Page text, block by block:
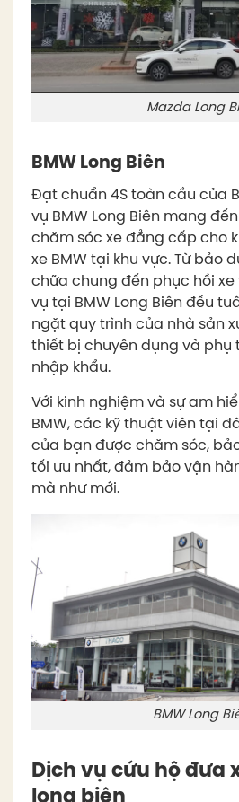
Mazda Long
BMW Long Biên
Đạt chuẩn 4S toàn cầu của
vụ BMW Long Biên mang
chăm sóc xe đẳng cấp cho
xe BMW tại khu vực. Từ bảo
chữa chung đến phục hồi xe
vụ tại BMW Long Biên đều
ngặt quy trình của nhà sản
thiết bị chuyên dụng và phụ
nhập khẩu.
Với kinh nghiệm và sự am
BMW, các kỹ thuật viên tại
của bạn được chăm sóc,
tối ưu nhất, đảm bảo vận
mà như mới.
BMW Long
Dịch vụ cứu hộ đưa
long biên